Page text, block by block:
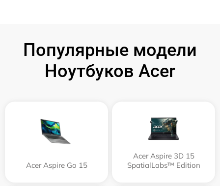
Популярные модели
Ноутбуков Acer
Acer Aspire Go 15
Acer Aspire 3D 15
SpatialLabs™ Edition